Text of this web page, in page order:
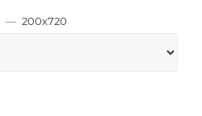
— 200х720